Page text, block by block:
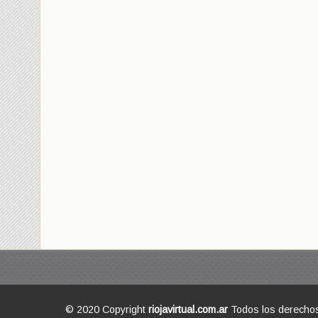
© 2020 Copyright riojavirtual.com.ar Todos los